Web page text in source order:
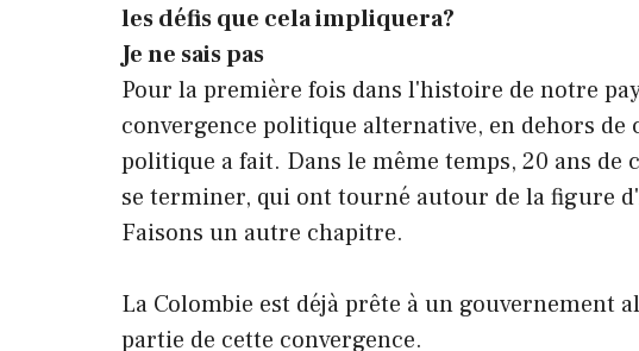
les défis que cela impliquera?
Je ne sais pas
Pour la première fois dans l'histoire de notre
convergence politique alternative, en dehors
politique a fait. Dans le même temps, 20 ans de
se terminer, qui ont tourné autour de la figure
Faisons un autre chapitre.
La Colombie est déjà prête à un gouvernement
partie de cette convergence.